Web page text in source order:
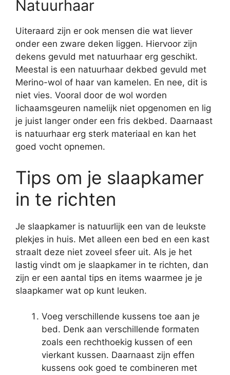
Natuurhaar
Uiteraard zijn er ook mensen die wat liever
onder een zware deken liggen. Hiervoor zijn
dekens gevuld met natuurhaar erg geschikt.
Meestal is een natuurhaar dekbed gevuld met
Merino-wol of haar van kamelen. En nee, dit is
niet vies. Vooral door de wol worden
lichaamsgeuren namelijk niet opgenomen en lig
je juist langer onder een fris dekbed. Daarnaast
is natuurhaar erg sterk materiaal en kan het
goed vocht opnemen.
Tips om je slaapkamer
in te richten
Je slaapkamer is natuurlijk een van de leukste
plekjes in huis. Met alleen een bed en een kast
straalt deze niet zoveel sfeer uit. Als je het
lastig vindt om je slaapkamer in te richten, dan
zijn er een aantal tips en items waarmee je je
slaapkamer wat op kunt leuken.
Voeg verschillende kussens toe aan je
bed. Denk aan verschillende formaten
zoals een rechthoekig kussen of een
vierkant kussen. Daarnaast zijn effen
kussens ook goed te combineren met